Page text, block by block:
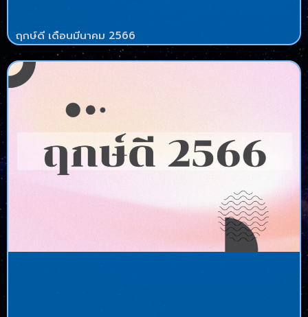
ฤกษ์ดี เดือนมีนาคม 2566